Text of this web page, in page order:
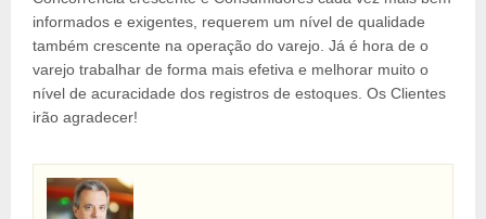
informados e exigentes, requerem um nível de qualidade
também crescente na operação do varejo. Já é hora de o
varejo trabalhar de forma mais efetiva e melhorar muito o
nível de acuracidade dos registros de estoques. Os Clientes
irão agradecer!